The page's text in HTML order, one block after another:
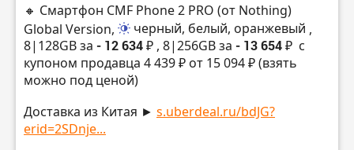
🔸 Смартфон CMF Phone 2 PRO (от Nothing)
Global Version,
черный, белый, оранжевый ,
8|128GB за - 12 634 ₽ , 8|256GB за - 13 654 ₽ с
купоном продавца 4 439 ₽ от 15 094 ₽ (взять
можно под ценой)
Доставка из Китая ► s.uberdeal.ru/bdJG?
erid=2SDnje...